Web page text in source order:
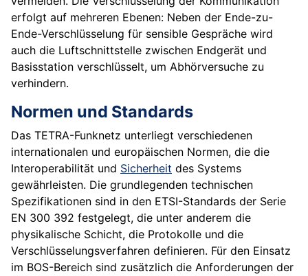
erfolgt auf mehreren Ebenen: Neben der Ende-zu-
Ende-Verschlüsselung für sensible Gespräche wird
auch die Luftschnittstelle zwischen Endgerät und
Basisstation verschlüsselt, um Abhörversuche zu
verhindern.
Normen und Standards
Das TETRA-Funknetz unterliegt verschiedenen
internationalen und europäischen Normen, die die
Interoperabilität und Sicherheit des Systems
gewährleisten. Die grundlegenden technischen
Spezifikationen sind in den ETSI-Standards der Serie
EN 300 392 festgelegt, die unter anderem die
physikalische Schicht, die Protokolle und die
Verschlüsselungsverfahren definieren. Für den Einsatz
im BOS-Bereich sind zusätzlich die Anforderungen der